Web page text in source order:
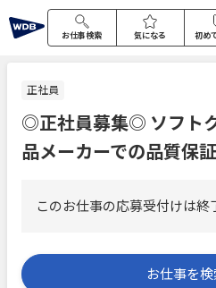
お仕事検索 気になる 初め
正社員
◎正社員募集◎ ソフト
品メーカーでの品質保証
このお仕事の応募受付けは終
お仕事を検